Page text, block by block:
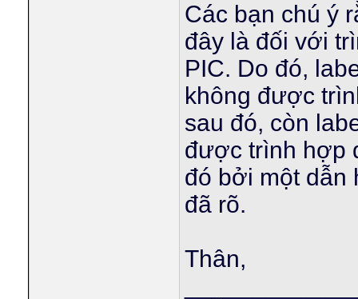
Các bạn chú ý
đây là đối với
PIC. Do đó,
không được
sau đó, còn
được trình hợp
đó bởi một dẫn
đã rõ.
Thân,